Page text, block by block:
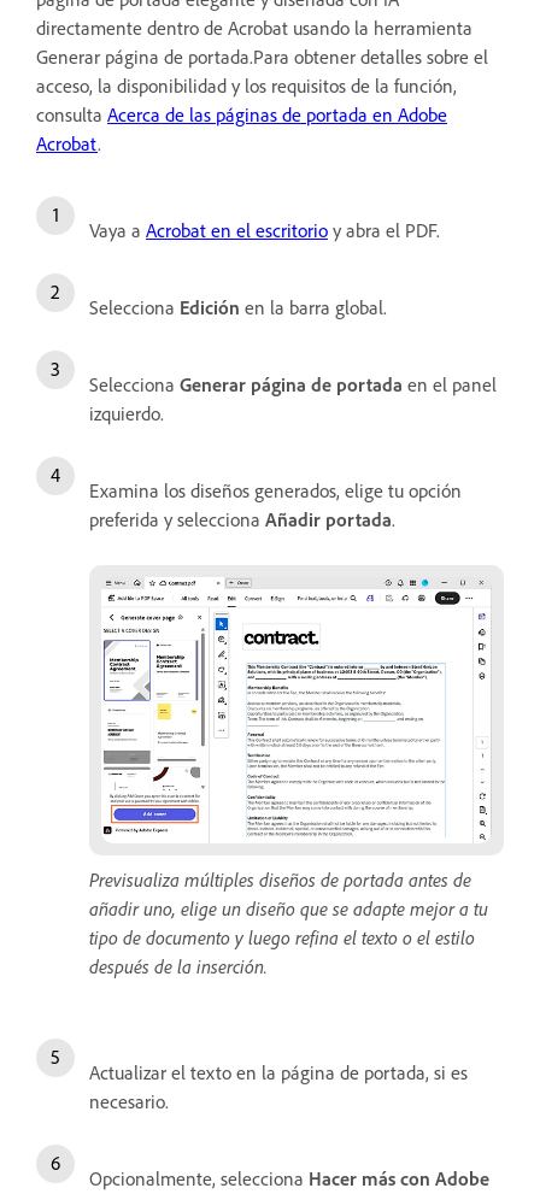
directamente dentro de Acrobat usando la herramienta
Generar página de portada.Para obtener detalles sobre el
acceso, la disponibilidad y los requisitos de la función,
consulta Acerca de las páginas de portada en Adobe
Acrobat.
Vaya a Acrobat en el escritorio y abra el PDF.
Selecciona Edición en la barra global.
Selecciona Generar página de portada en el panel
izquierdo.
Examina los diseños generados, elige tu opción
preferida y selecciona Añadir portada.
Previsualiza múltiples diseños de portada antes de
añadir uno, elige un diseño que se adapte mejor a tu
tipo de documento y luego refina el texto o el estilo
después de la inserción.
Actualizar el texto en la página de portada, si es
necesario.
Opcionalmente, selecciona Hacer más con Adobe